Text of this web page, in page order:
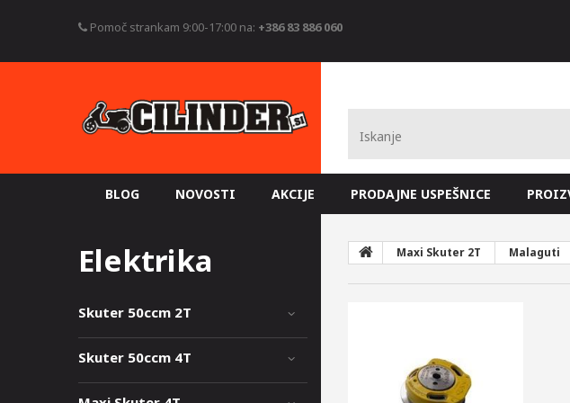
Pomoč strankam 9:00-17:00 na: +386 83 886 060
BLOG NOVOSTI AKCIJE PRODAJNE USPEŠNICE
Maxi Skuter 2T Malaguti
Elektrika
Skuter 50ccm 2T
Skuter 50ccm 4T